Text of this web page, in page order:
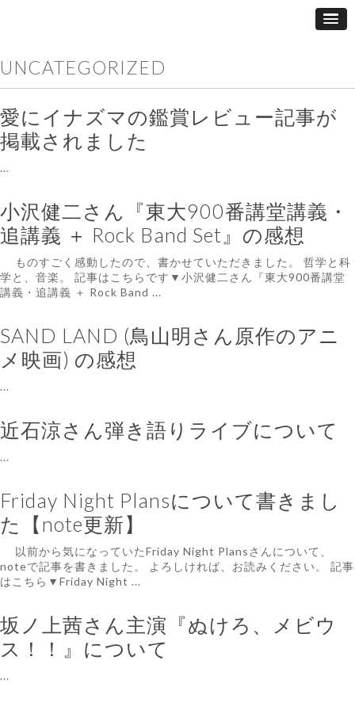
UNCATEGORIZED
愛にイナズマの鑑賞レビュー記事が
掲載されました
...
小沢健二さん『東大900番講堂講義・
追講義 ＋ Rock Band Set』の感想
ものすごく感動したので、書かせていただきました。 哲学と科
学と、音楽。 記事はこちらです▼小沢健二さん『東大900番講堂
講義・追講義 ＋ Rock Band ...
SAND LAND (鳥山明さん原作のアニ
メ映画) の感想
...
近石涼さん弾き語りライブについて
...
Friday Night Plansについて書きまし
た【note更新】
以前から気になっていたFriday Night Plansさんについて、
noteで記事を書きました。 よろしければ、お読みください。 記事
はこちら▼Friday Night ...
坂ノ上茜さん主演『ぬけろ、メビウ
ス！！』について
...